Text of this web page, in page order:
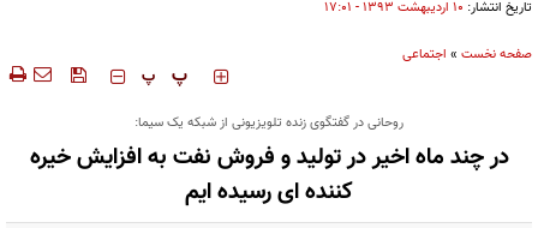
تاریخ انتشار: ۱۰ ارديبهشت ۱۳۹۳ - ۱۷:۰۱
صفحه نخست » اجتماعی
‍‍‍ پ پ
روحانی در گفتگوی زنده تلویزیونی از شبکه یک سیما:
در چند ماه اخیر در تولید و فروش نفت به افزایش خیره
کننده ای رسیده ایم